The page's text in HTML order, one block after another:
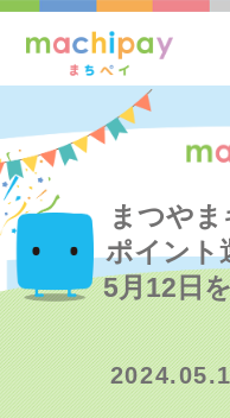
まつや
ポイント
5月12日